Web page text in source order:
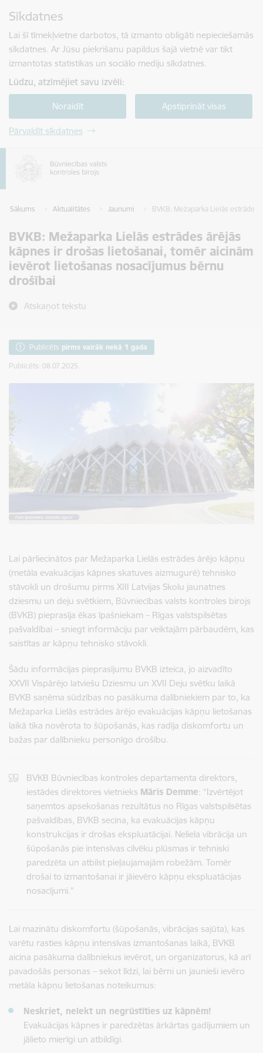
Sīkdatnes
Lai šī tīmekļvietne darbotos, tā izmanto obligāti nepieciešamās
sīkdatnes. Ar Jūsu piekrišanu papildus šajā vietnē var tikt
izmantotas statistikas un sociālo mediju sīkdatnes.
Lūdzu, atzīmējiet savu izvēli:
Noraidīt Apstiprināt visas
Pārvaldīt sīkdatnes
Sākums Aktualitātes Jaunumi BVKB: Mežaparka Lielās
BVKB: Mežaparka Lielās estrādes ārējās
kāpnes ir drošas lietošanai, tomēr aicinām
ievērot lietošanas nosacījumus bērnu
drošībai
Atskaņot tekstu
Publicēts pirms vairāk nekā 1 gada
Publicēts: 08.07.2025.
Lai pārliecinātos par Mežaparka Lielās estrādes ārējo kāpņu
(metāla evakuācijas kāpnes skatuves aizmugurē) tehnisko
stāvokli un drošumu pirms XIII Latvijas Skolu jaunatnes
dziesmu un deju svētkiem, Būvniecības valsts kontroles birojs
(BVKB) pieprasīja ēkas īpašniekam – Rīgas valstspilsētas
pašvaldībai – sniegt informāciju par veiktajām pārbaudēm, kas
saistītas ar kāpņu tehnisko stāvokli.
Šādu informācijas pieprasījumu BVKB izteica, jo aizvadīto
XXVII Vispārējo latviešu Dziesmu un XVII Deju svētku laikā
BVKB saņēma sūdzības no pasākuma dalībniekiem par to, ka
Mežaparka Lielās estrādes ārējo evakuācijas kāpņu lietošanas
laikā tika novērota to šūpošanās, kas radīja diskomfortu un
bažas par dalībnieku personīgo drošību.
BVKB Būvniecības kontroles departamenta direktors,
iestādes direktores vietnieks Māris Demme: “Izvērtējot
saņemtos apsekošanas rezultātus no Rīgas valstspilsētas
pašvaldības, BVKB secina, ka evakuācijas kāpņu
konstrukcijas ir drošas ekspluatācijai. Neliela vibrācija un
šūpošanās pie intensīvas cilvēku plūsmas ir tehniski
paredzēta un atbilst pieļaujamajām robežām. Tomēr
drošai to izmantošanai ir jāievēro kāpņu ekspluatācijas
nosacījumi.”
Lai mazinātu diskomfortu (šūpošanās, vibrācijas sajūta), kas
varētu rasties kāpņu intensīvas izmantošanas laikā, BVKB
aicina pasākuma dalībniekus ievērot, un organizatorus, kā arī
pavadošās personas – sekot līdzi, lai bērni un jaunieši ievēro
metāla kāpņu lietošanas noteikumus:
Neskriet, nelekt un negrūstīties uz kāpnēm!
Evakuācijas kāpnes ir paredzētas ārkārtas gadījumiem un
jālieto mierīgi un atbildīgi.